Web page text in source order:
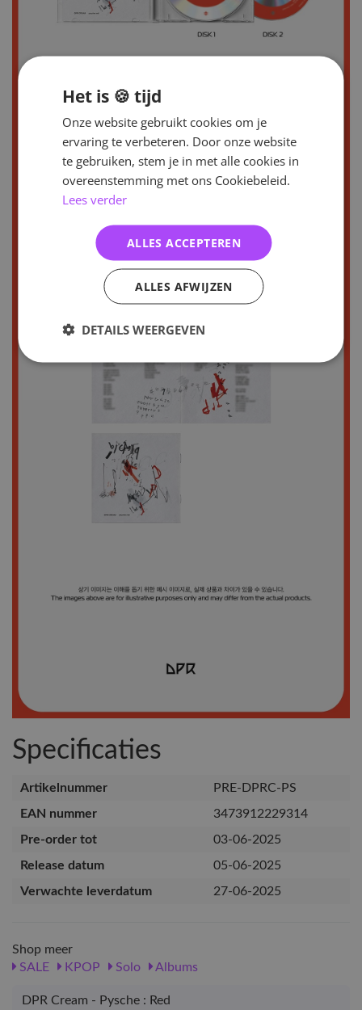
Specificaties
Artikelnummer
PRE-DPRC-PS
EAN nummer
3473912229314
Pre-order tot
03-06-2025
Release datum
05-06-2025
Verwachte leverdatum
27-06-2025
Shop meer
SALE
KPOP Solo Albums
DPR Cream - Pysche : Red
Het is 🍪 tijd
Onze website gebruikt cookies om je
ervaring te verbeteren. Door onze website
te gebruiken, stem je in met alle cookies in
overeenstemming met ons Cookiebeleid.
Lees verder
ALLES ACCEPTEREN
ALLES AFWIJZEN
DETAILS WEERGEVEN